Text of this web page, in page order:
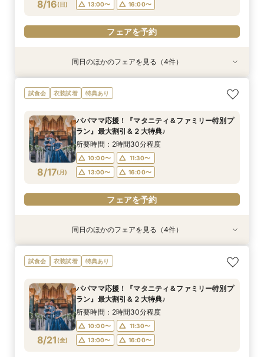
8/16(日)
13:00〜
16:00〜
フェアを予約
衣装試着 特典あり
8/16(日)
【ドレス重視オススメ◎】人気ドレス２５万円
OFF*来館特典×無料試食付
10:00〜
11:30〜
13:00〜
16:00〜
フェアを予約
特典あり
8/16(日)
【少人数婚応援】来館でヘアコスメ＆1万円ギフ
トGET！特典・試食フェア
10:00〜
11:30〜
13:00〜
16:00〜
フェアを予約
衣装試着 特典あり
8/16(日)
卒花オススメ◎英国伝統の大聖堂チャペル*最大
150万円割引×来館特典ギフト券１万円
10:00〜
11:30〜
13:00〜
16:00〜
フェアを予約
衣装試着 特典あり
8/16(日)
【ペット婚人気NO.1】愛犬と誓うリングドッグ演
出×豪華試食フェア*最大15大特典付き
10:00〜
11:30〜
13:00〜
16:00〜
フェアを予約
同日のほかのフェアを見る（4件）
試食会 衣装試着 特典あり
8/17(月)
パパママ応援！『マタニティ＆ファミリー特別プ
ラン』最大割引＆２大特典♪
所要時間：2時間30分程度
10:00〜
11:30〜
13:00〜
16:00〜
フェアを予約
衣装試着 特典あり
8/17(月)
【ドレス重視オススメ◎】人気ドレス２５万円
OFF*来館特典×無料試食付
10:00〜
11:30〜
13:00〜
16:00〜
フェアを予約
特典あり
8/17(月)
【少人数婚応援】来館でヘアコスメ＆1万円ギフ
トGET！特典・試食フェア
10:00〜
11:30〜
13:00〜
16:00〜
フェアを予約
衣装試着 特典あり
8/17(月)
卒花オススメ◎英国伝統の大聖堂チャペル*最大
150万円割引×来館特典ギフト券１万円
10:00〜
11:30〜
13:00〜
16:00〜
フェアを予約
衣装試着 特典あり
8/17(月)
【ペット婚人気NO.1】愛犬と誓うリングドッグ演
出×豪華試食フェア*最大15大特典付き
10:00〜
11:30〜
13:00〜
16:00〜
フェアを予約
同日のほかのフェアを見る（4件）
試食会 衣装試着 特典あり
8/21 (金)
パパママ応援！『マタニティ＆ファミリー特別プ
ラン』最大割引＆２大特典♪
所要時間：2時間30分程度
10:00〜
11:30〜
13:00〜
16:00〜